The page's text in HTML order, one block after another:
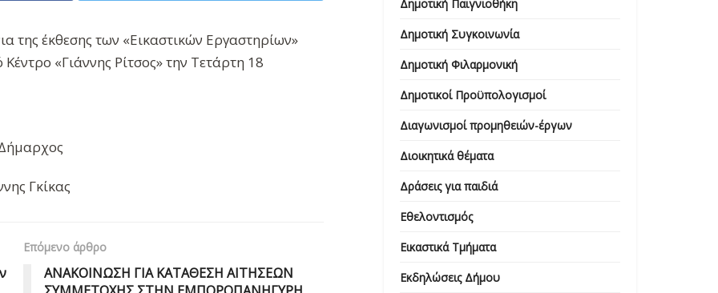
της έκθεσης των «Εικαστικών Εργαστηρίων»
«Γιάννης Ρίτσος» την Τετάρτη 18
Γκίκας
Επόμενο άρθρο
ΑΝΑΚΟΙΝΩΣΗ ΓΙΑ ΚΑΤΑΘΕΣΗ ΑΙΤΗΣΕΩΝ
Δημοτική Παιγνιοθήκη
Δημοτική Συγκοινωνία
Δημοτική Φιλαρμονική
Δημοτικοί Προϋπολογισμοί
Διαγωνισμοί προμηθειών-έργων
Διοικητικά θέματα
Δράσεις για παιδιά
Εθελοντισμός
Εικαστικά Τμήματα
Εκδηλώσεις Δήμου